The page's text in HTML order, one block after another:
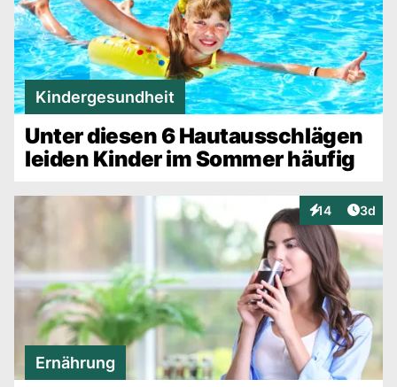
Kindergesundheit
Unter diesen 6 Hautausschlägen
leiden Kinder im Sommer häufig
14
Interaktionen
3d
Ernährung